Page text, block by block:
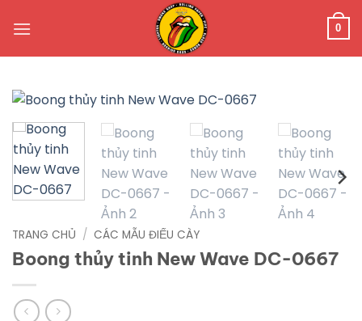
qua
0
TRANG CHỦ / CÁC MẪU ĐIẾU CÀY
Boong thủy tinh New Wave DC-0667